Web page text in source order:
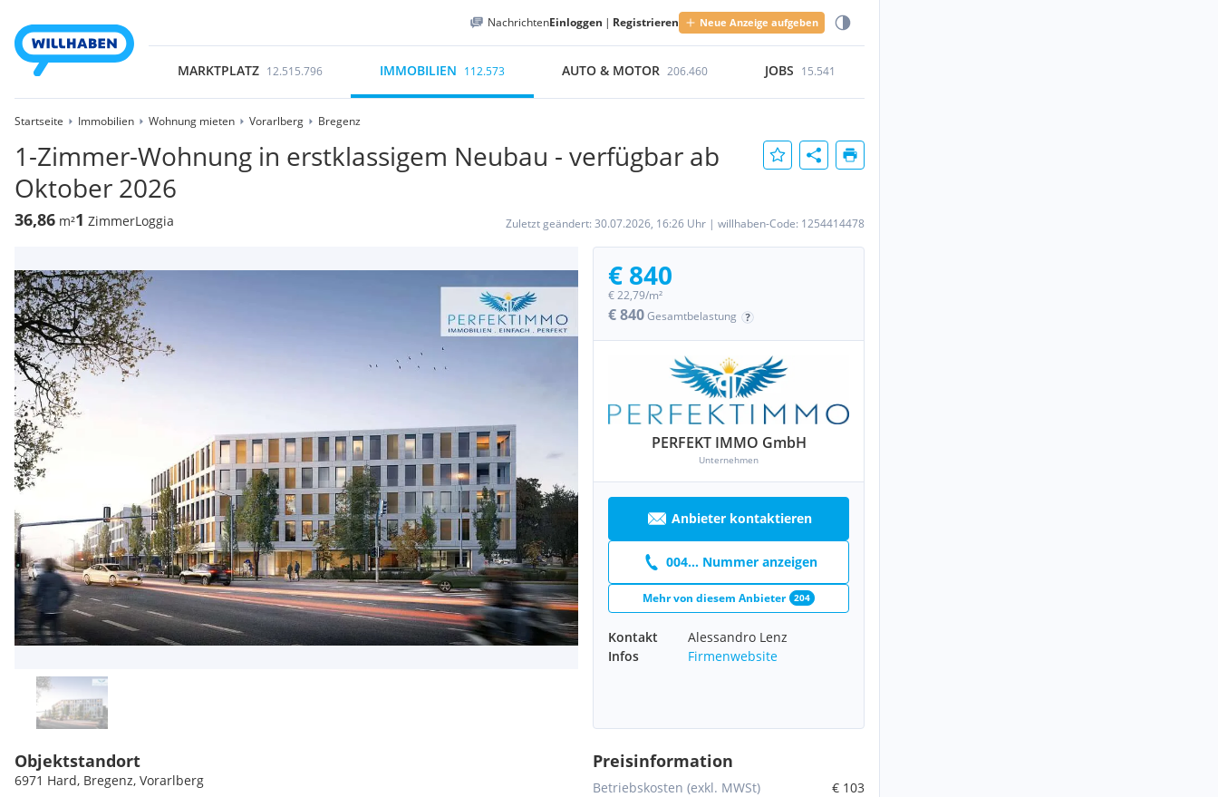
NachrichtenEinloggen | Registrieren Neue Anzeige aufgeben
MARKTPLATZ 12.515.796 IMMOBILIEN 112.573 AUTO & MOTOR 206.460 JOBS 15.541
Startseite Immobilien Wohnung mieten Vorarlberg Bregenz
1-Zimmer-Wohnung in erstklassigem Neubau - verfügbar ab
Oktober 2026
36,86 m²1 ZimmerLoggia Zuletzt geändert: 30.07.2026, 16:26 Uhr | willhaben-Code: 1254414478
€ 840
€ 22,79/m²
€ 840Gesamtbelastung
PERFEKT IMMO GmbH
Unternehmen
Anbieter kontaktieren
004... Nummer anzeigen
Mehr von diesem Anbieter 204
Kontakt
Alessandro Lenz
Infos
Firmenwebsite
Objektstandort
6971 Hard, Bregenz, Vorarlberg
Preisinformation
Betriebskosten (exkl. MWSt)
€ 103